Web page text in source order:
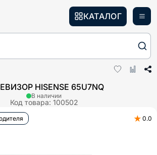
КАТАЛОГ
HISENSE 65U7NQ
Код товара: 100502
В наличии
★ 0.0